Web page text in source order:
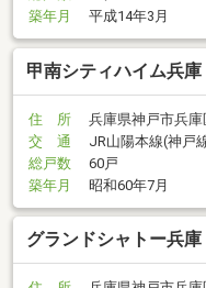
築年月
平成14年3月
甲南シティハイム兵庫
住 所
兵庫県神戸市兵
交 通
JR山陽本線(神戸
総戸数
60戸
築年月
昭和60年7月
グランドシャトー兵庫